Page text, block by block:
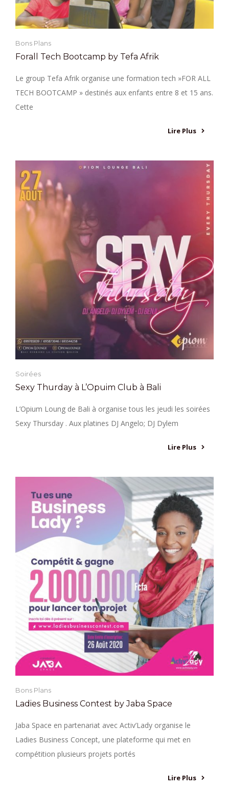
Bons Plans
Forall Tech Bootcamp by Tefa Afrik
Le group Tefa Afrik organise une formation tech »FOR ALL
TECH BOOTCAMP » destinés aux enfants entre 8 et 15 ans.
Cette
Lire Plus
Soirées
Sexy Thurday à L’Opuim Club à Bali
L’Opium Loung de Bali à organise tous les jeudi les soirées
Sexy Thursday . Aux platines DJ Angelo; DJ Dylem
Lire Plus
Bons Plans
Ladies Business Contest by Jaba Space
Jaba Space en partenariat avec Activ’Lady organise le
Ladies Business Concept, une plateforme qui met en
compétition plusieurs projets portés
Lire Plus